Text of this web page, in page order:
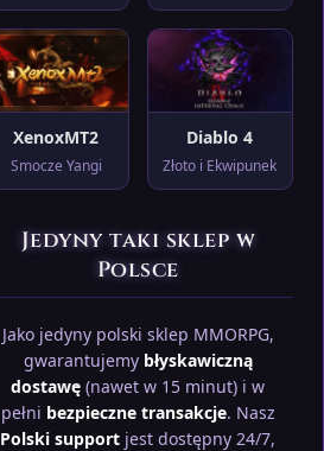
XenoxMT2
Smocze Yangi
Diablo 4
Złoto i Ekwipunek
Jedyny taki sklep w
Polsce
Jako jedyny polski sklep MMORPG,
gwarantujemy błyskawiczną
dostawę (nawet w 15 minut) i w
pełni bezpieczne transakcje. Nasz
Polski support jest dostępny 24/7,